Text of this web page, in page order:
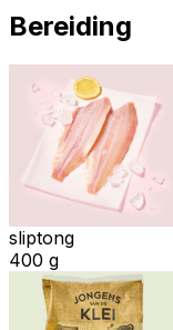
Bereiding
sliptong
400 g